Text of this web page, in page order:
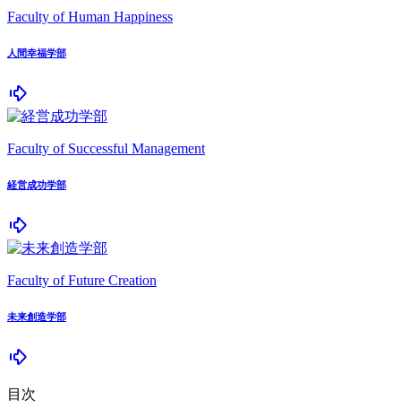
Faculty of Human Happiness
人間幸福学部
Faculty of Successful Management
経営成功学部
Faculty of Future Creation
未来創造学部
目次